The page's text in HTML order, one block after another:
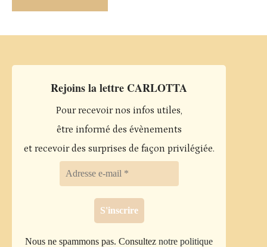
Rejoins la lettre CARLOTTA
Pour recevoir nos infos utiles,
être informé des évènements
et recevoir des surprises de façon privilégiée.
Nous ne spammons pas. Consulteznotre politique